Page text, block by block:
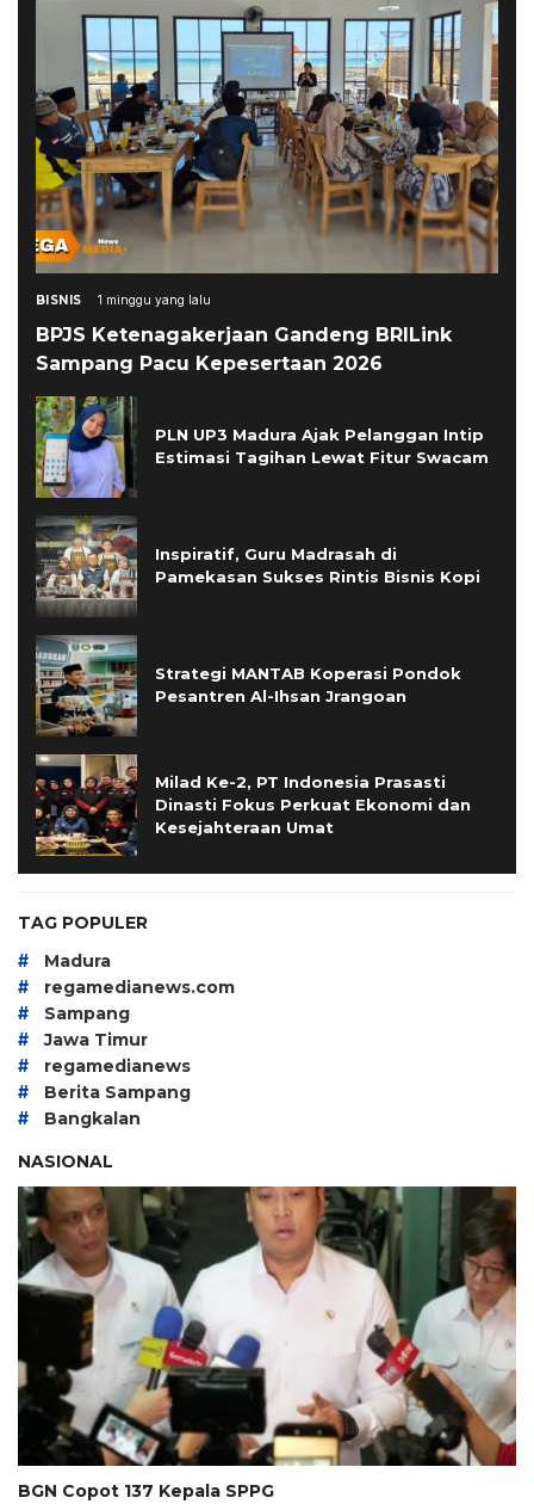
BISNIS 1 minggu yang lalu
BPJS Ketenagakerjaan Gandeng BRILink
Sampang Pacu Kepesertaan 2026
PLN UP3 Madura Ajak Pelanggan Intip
Estimasi Tagihan Lewat Fitur Swacam
Inspiratif, Guru Madrasah di
Pamekasan Sukses Rintis Bisnis Kopi
Strategi MANTAB Koperasi Pondok
Pesantren Al-Ihsan Jrangoan
Milad Ke-2, PT Indonesia Prasasti
Dinasti Fokus Perkuat Ekonomi dan
Kesejahteraan Umat
TAG POPULER
# Madura
# regamedianews.com
# Sampang
# Jawa Timur
# regamedianews
# Berita Sampang
#
Bangkalan
NASIONAL
BGN Copot 137 Kepala SPPG